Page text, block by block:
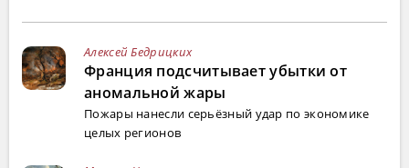
Алексей Бедрицких
Франция подсчитывает убытки от
аномальной жары
Пожары нанесли серьёзный удар по экономике
целых регионов